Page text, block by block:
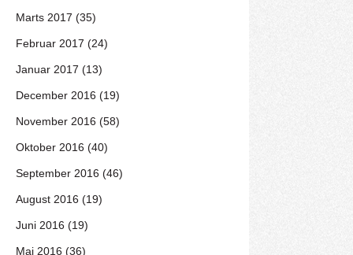
Marts 2017 (35)
Februar 2017 (24)
Januar 2017 (13)
December 2016 (19)
November 2016 (58)
Oktober 2016 (40)
September 2016 (46)
August 2016 (19)
Juni 2016 (19)
Maj 2016 (36)